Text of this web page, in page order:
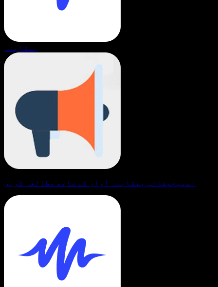
بمقابلہ
اسپیچیفائی بمقابلہ آواز کے ساتھ مطالعہ کریں